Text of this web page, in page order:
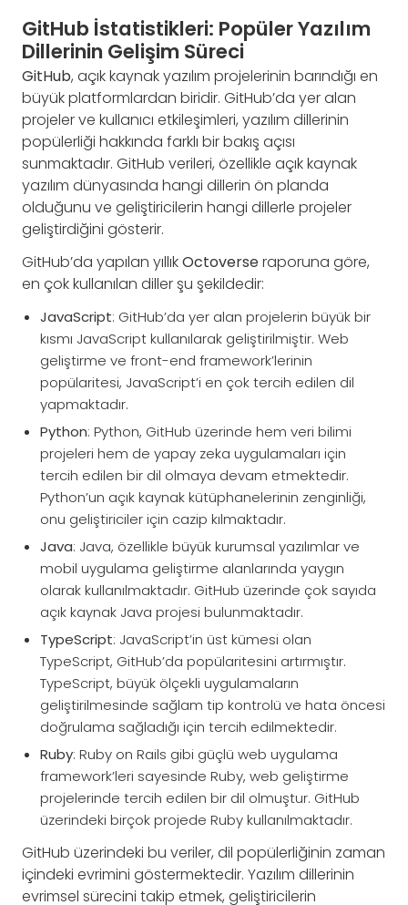
GitHub İstatistikleri: Popüler Yazılım
Dillerinin Gelişim Süreci
GitHub, açık kaynak yazılım projelerinin barındığı en
büyük platformlardan biridir. GitHub’da yer alan
projeler ve kullanıcı etkileşimleri, yazılım dillerinin
popülerliği hakkında farklı bir bakış açısı
sunmaktadır. GitHub verileri, özellikle açık kaynak
yazılım dünyasında hangi dillerin ön planda
olduğunu ve geliştiricilerin hangi dillerle projeler
geliştirdiğini gösterir.
GitHub’da yapılan yıllıkOctoverseraporuna göre,
en çok kullanılan diller şu şekildedir:
JavaScript: GitHub’da yer alan projelerin büyük bir
kısmı JavaScript kullanılarak geliştirilmiştir. Web
geliştirme ve front-end framework’lerinin
popülaritesi, JavaScript’i en çok tercih edilen dil
yapmaktadır.
Python: Python, GitHub üzerinde hem veri bilimi
projeleri hem de yapay zeka uygulamaları için
tercih edilen bir dil olmaya devam etmektedir.
Python’un açık kaynak kütüphanelerinin zenginliği,
onu geliştiriciler için cazip kılmaktadır.
Java: Java, özellikle büyük kurumsal yazılımlar ve
mobil uygulama geliştirme alanlarında yaygın
olarak kullanılmaktadır. GitHub üzerinde çok sayıda
açık kaynak Java projesi bulunmaktadır.
TypeScript: JavaScript’in üst kümesi olan
TypeScript, GitHub’da popülaritesini artırmıştır.
TypeScript, büyük ölçekli uygulamaların
geliştirilmesinde sağlam tip kontrolü ve hata öncesi
doğrulama sağladığı için tercih edilmektedir.
Ruby: Ruby on Rails gibi güçlü web uygulama
framework’leri sayesinde Ruby, web geliştirme
projelerinde tercih edilen bir dil olmuştur. GitHub
üzerindeki birçok projede Ruby kullanılmaktadır.
GitHub üzerindeki bu veriler, dil popülerliğinin zaman
içindeki evrimini göstermektedir. Yazılım dillerinin
evrimsel sürecini takip etmek, geliştiricilerin